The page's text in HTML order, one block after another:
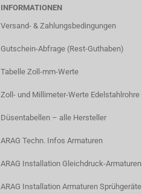
INFORMATIONEN
Versand- & Zahlungsbedingungen​
Gutschein-Abfrage (Rest-Guthaben)
Tabelle Zoll-mm-Werte
Zoll- und Millimeter-Werte Edelstahlrohre
Düsentabellen – alle Hersteller
ARAG Techn. Infos Armaturen
ARAG Installation Gleichdruck-Armaturen
ARAG Installation Armaturen Sprühgeräte